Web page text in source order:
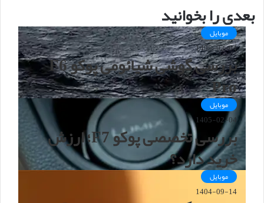
ت
بعدی را بخوانید
موبایل
1405-02-04
بررسی گوشی شیائومی پوکو F6
Pro
موبایل
1405-02-04
بررسی تخصصی پوکو F7؛ ارزش
خرید دارد؟
موبایل
1404-09-14